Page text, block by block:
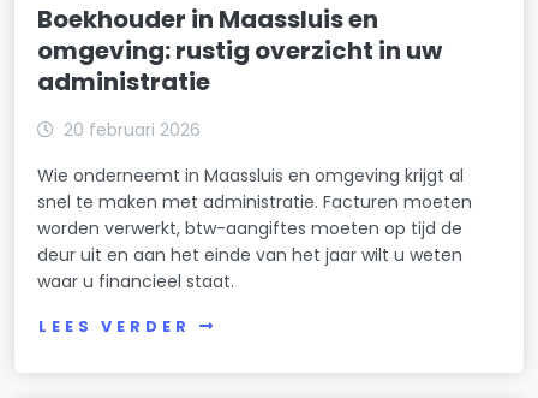
Boekhouder in Maassluis en
omgeving: rustig overzicht in uw
administratie
20 februari 2026
Wie onderneemt in Maassluis en omgeving krijgt al
snel te maken met administratie. Facturen moeten
worden verwerkt, btw-aangiftes moeten op tijd de
deur uit en aan het einde van het jaar wilt u weten
waar u financieel staat.
LEES VERDER